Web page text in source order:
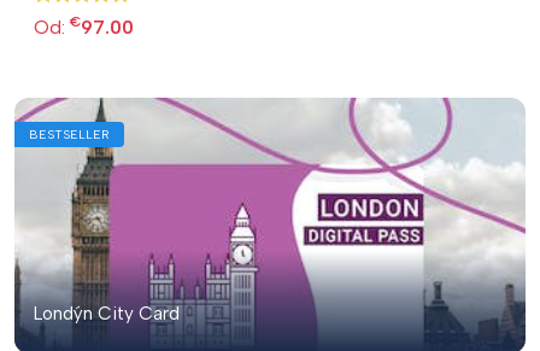
Od: €97.00
Londýn City Card
BESTSELLER